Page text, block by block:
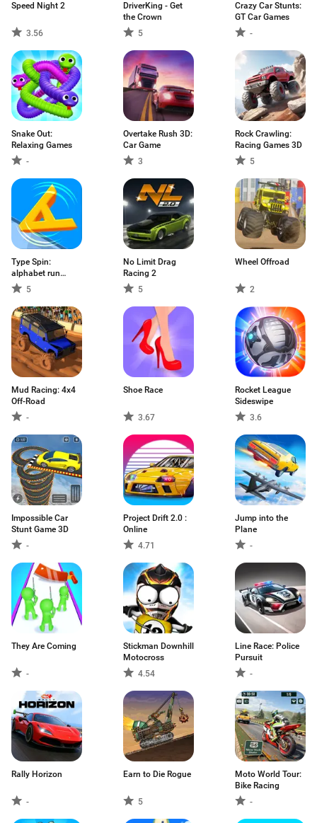
Speed Night 2
3.56
DriverKing - Get
the Crown
5
Crazy Car Stunts:
GT Car Games
-
Snake Out:
Relaxing Games
-
Overtake Rush 3D:
Car Game
3
Rock Crawling:
Racing Games 3D
5
Type Spin:
alphabet run
game5
No Limit Drag
Racing 2
5
Wheel Offroad
2
Mud Racing: 4х4
Off-Road
-
Shoe Race
3.67
Rocket League
Sideswipe
3.6
Impossible Car
Stunt Game 3D
-
Project Drift 2.0 :
Online
4.71
Jump into the
Plane
-
They Are Coming
-
Stickman Downhill
Motocross
4.54
Line Race: Police
Pursuit
-
Rally Horizon
-
Earn to Die Rogue
5
Moto World Tour:
Bike Racing
-